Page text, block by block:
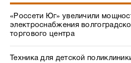
«Россети Юг» увеличили
электроснабжения
торгового центра
Техника для детской